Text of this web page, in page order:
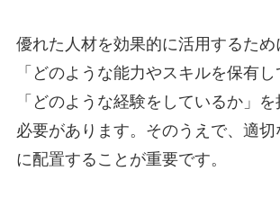
優れた人材を効果的に活用するた
「どのような能力やスキルを保有し
「どのような経験をしているか」を
必要があります。そのうえで、適
に配置することが重要です。